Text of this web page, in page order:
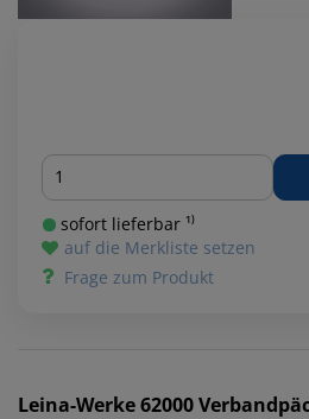
Menge
sofort lieferbar ¹⁾
auf die Merkliste setzen
Frage zum Produkt
Leina-Werke62000